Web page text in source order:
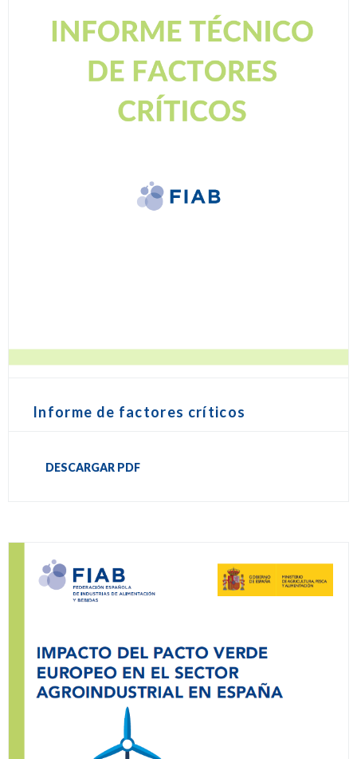
Informe de factores críticos
DESCARGAR PDF